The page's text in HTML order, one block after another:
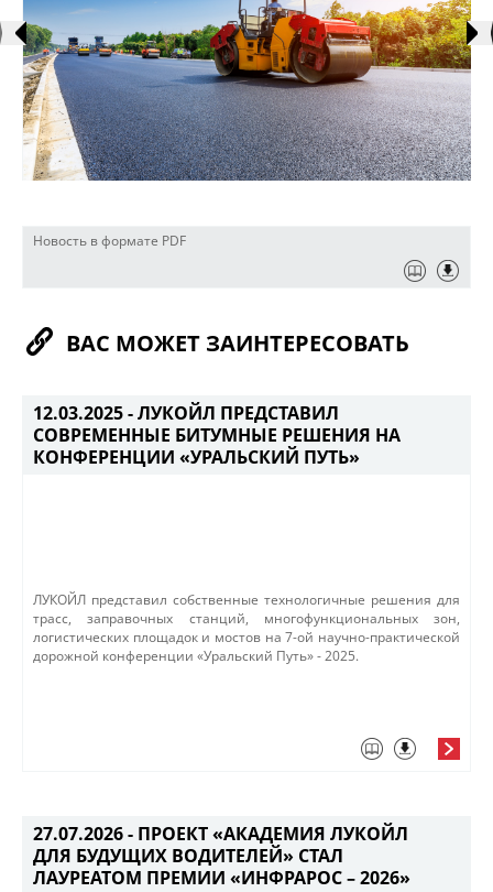
Новость в формате PDF
ВАС МОЖЕТ ЗАИНТЕРЕСОВАТЬ
12.03.2025 -ЛУКОЙЛ ПРЕДСТАВИЛ
СОВРЕМЕННЫЕ БИТУМНЫЕ РЕШЕНИЯ НА
КОНФЕРЕНЦИИ «УРАЛЬСКИЙ ПУТЬ»
ЛУКОЙЛ представил собственные технологичные решения для
трасс, заправочных станций, многофункциональных зон,
логистических площадок и мостов на 7-ой научно-практической
дорожной конференции «Уральский Путь» - 2025.
27.07.2026 - ПРОЕКТ «АКАДЕМИЯ ЛУКОЙЛ
ДЛЯ БУДУЩИХ ВОДИТЕЛЕЙ» СТАЛ
ЛАУРЕАТОМ ПРЕМИИ «ИНФРАРОС – 2026»